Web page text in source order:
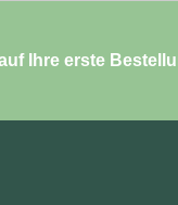
Ihre erste